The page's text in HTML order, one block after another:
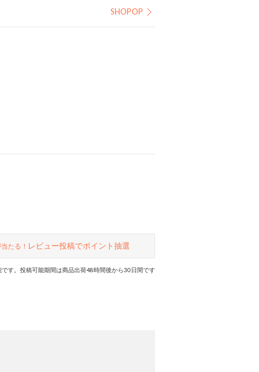
SHOPOP
たる！ レビュー投稿でポイント抽選
す。投稿可能期間は商品出荷48時間後から30日間です